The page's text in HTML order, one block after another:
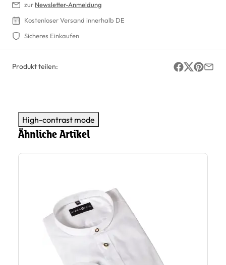
zur Newsletter-Anmeldung
Kostenloser Versand innerhalb DE
Sicheres Einkaufen
Produkt teilen:
High-contrast mode
Ähnliche Artikel